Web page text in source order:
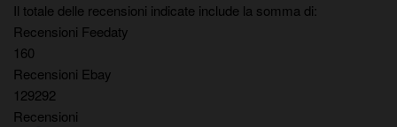
Il totale delle recensioni indicate include la somma di:
Recensioni Feedaty
160
Recensioni Ebay
129292
Recensioni